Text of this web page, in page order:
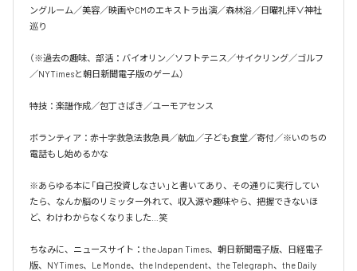
ングルーム／美容／映画やCMのエキストラ出演／森林浴／日曜礼拝∨神社
巡り
（※過去の趣味、部活：バイオリン／ソフトテニス／サイクリング／ゴルフ
／NYTimesと朝日新聞電子版のゲーム）
特技：楽譜作成／包丁さばき／ユーモアセンス
ボランティア：赤十字救急法救急員／献血／子ども食堂／寄付／※いのちの
電話もし始めるかな
※あらゆる本に「自己投資しなさい」と書いてあり、その通りに実行してい
たら、なんか脳のリミッター外れて、収入源や趣味やら、把握できないほ
ど、わけわからなくなりました…笑
ちなみに、ニュースサイト：the Japan Times、朝日新聞電子版、日経電子
版、NYTimes、Le Monde、the Independent、the Telegraph、the Daily